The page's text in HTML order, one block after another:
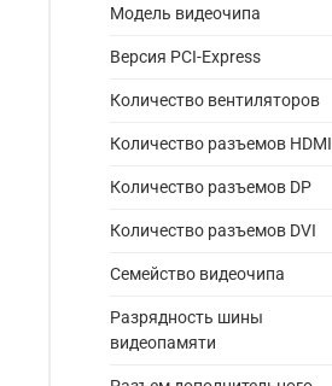
Модель видеочипа
Версия PCI-Express
Количество вентиляторов
Количество разъемов HDMI
Количество разъемов DP
Количество разъемов DVI
Семейство видеочипа
Разрядность шины
видеопамяти